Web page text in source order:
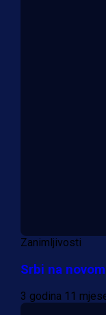
Zanimljivosti
Srbi na
3 godina 11